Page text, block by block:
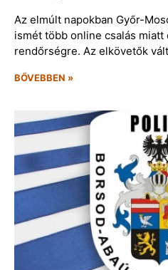
Az elmúlt napokban Győr-
ismét több online csalás
rendőrségre. Az elkövetők
BŐVEBBEN »